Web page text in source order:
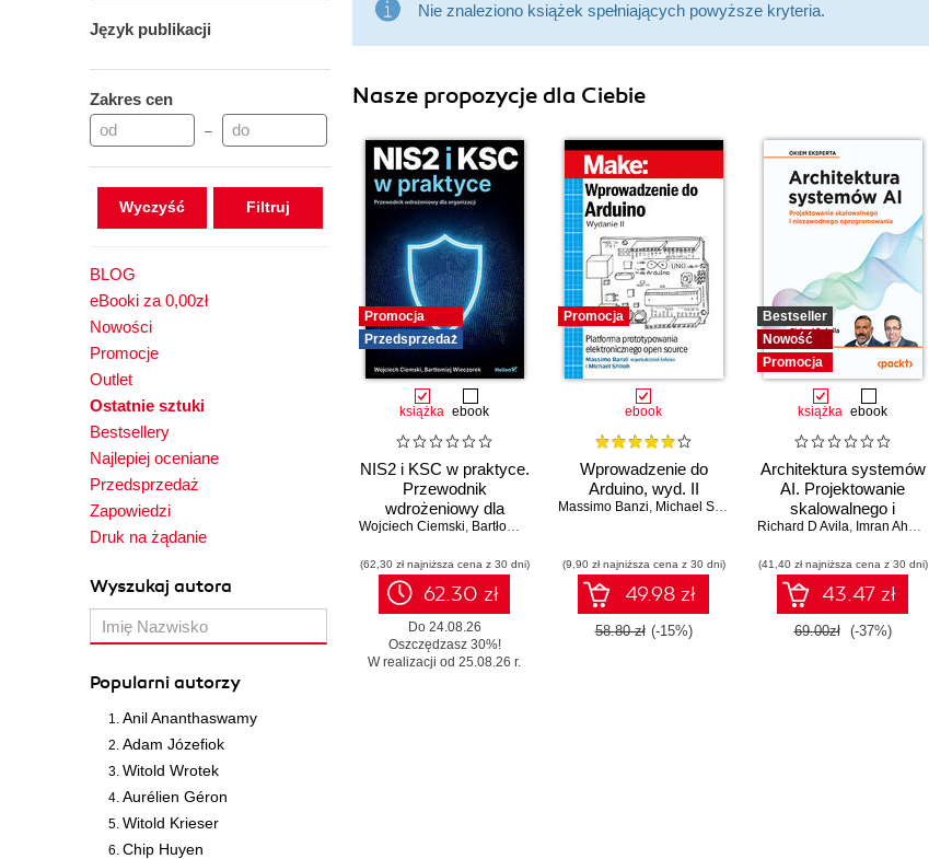
Język publikacji
Zakres cen
–
Wyczyść
BLOG
eBooki za 0,00zł
Nowości
Promocje
Outlet
Ostatnie sztuki
Bestsellery
Najlepiej oceniane
Przedsprzedaż
Zapowiedzi
Druk na żądanie
Wyszukaj autora
Popularni autorzy
Anil Ananthaswamy
Adam Józefiok
Witold Wrotek
Aurélien Géron
Witold Krieser
Chip Huyen
Nie znaleziono książek spełniających powyższe kryteria.
Nasze propozycje dla Ciebie
Promocja
Przedsprzedaż
książka ebook
NIS2 i KSC w praktyce.
Przewodnik
wdrożeniowy dla
organizacji
Wojciech Ciemski, Bartłomiej Wieczorek
(62,30 zł najniższa cena z 30 dni)
62.30 zł
Do 24.08.26
Oszczędzasz 30%!
W realizacji od 25.08.26 r.
Promocja
ebook
Wprowadzenie do
Arduino, wyd. II
Massimo Banzi, Michael Shiloh
(9,90 zł najniższa cena z 30 dni)
49.98 zł
58.80 zł (-15%)
Bestseller
Nowość
Promocja
książka ebook
Architektura systemów
AI. Projektowanie
skalowalnego i
niezawodnego
Richard D Avila, Imran Ahmad
(41,40 zł najniższa cena z 30 dni)
43.47 zł
69.00zł (-37%)